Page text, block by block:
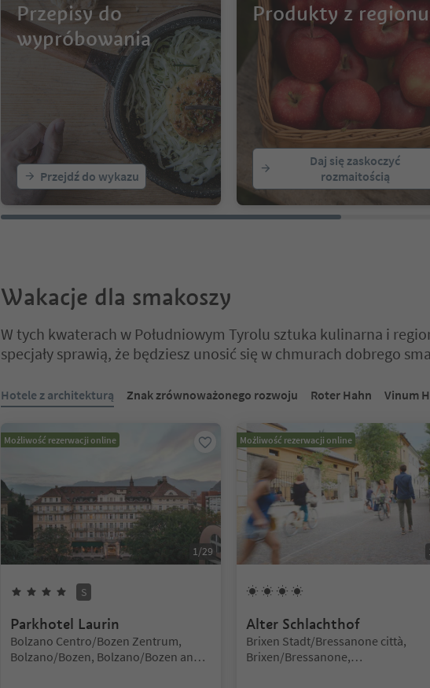
Przepisy do
wypróbowania
Przejdź do wykazu
Produkty z regionu
Daj się zaskoczyć
rozmaitością
Wakacje dla smakoszy
W tych kwaterach w Południowym Tyrolu sztuka kulinarna i
specjały sprawią, że będziesz unosić się w chmurach dobrego
Znajdujesz się na suwaku z zakładkami. Wybierz zakładkę, aby zobaczyć jej
Hotele z architekturą Znak zrównoważonego rozwoju Roter Hahn Vinum
Możliwość rezerwacji online
1/29
Gwiazdki
S
Parkhotel Laurin
Lokalizacja:
Bolzano Centro/Bozen Zentrum,
Bolzano/Bozen, Bolzano/Bozen and
Możliwość rezerwacji online
Alter Schlachthof
Lokalizacja:
Brixen Stadt/Bressanone città,
Brixen/Bressanone,